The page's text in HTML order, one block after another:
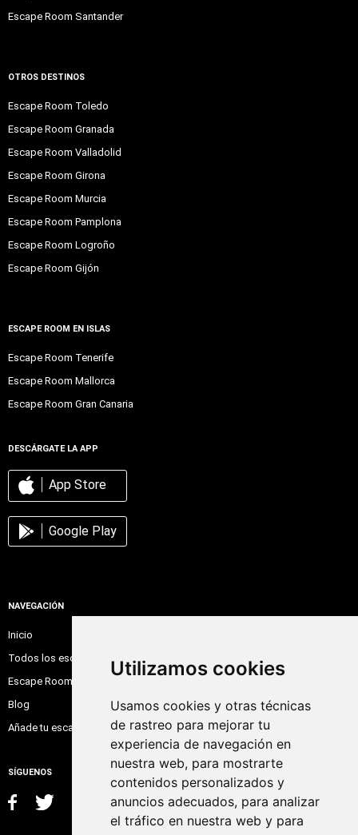
Utilizamos cookies
Usamos cookies y otras técnicas
de rastreo para mejorar tu
experiencia de navegación en
nuestra web, para mostrarte
contenidos personalizados y
anuncios adecuados, para analizar
el tráfico en nuestra web y para
Escape Room Santander
OTROS DESTINOS
Escape Room Toledo
Escape Room Granada
Escape Room Valladolid
Escape Room Girona
Escape Room Murcia
Escape Room Pamplona
Escape Room Logroño
Escape Room Gijón
ESCAPE ROOM EN ISLAS
Escape Room Tenerife
Escape Room Mallorca
Escape Room Gran Canaria
DESCÁRGATE LA APP
App Store
Google Play
NAVEGACIÓN
Inicio
Todos los escape room
Escape Room Online
Blog
Añade tu escape room
SÍGUENOS